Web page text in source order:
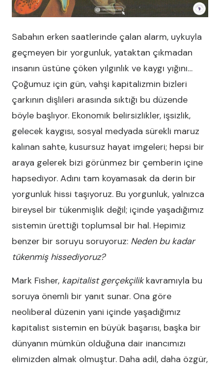
Sabahın erken saatlerinde çalan alarm, uykuyla
geçmeyen bir yorgunluk, yataktan çıkmadan
insanın üstüne çöken yılgınlık ve kaygı yığını…
Çoğumuz için gün, vahşi kapitalizmin bizleri
çarkının dişlileri arasında sıktığı bu düzende
böyle başlıyor. Ekonomik belirsizlikler, işsizlik,
gelecek kaygısı, sosyal medyada sürekli maruz
kalınan sahte, kusursuz hayat imgeleri; hepsi bir
araya gelerek bizi görünmez bir çemberin içine
hapsediyor. Adını tam koyamasak da derin bir
yorgunluk hissi taşıyoruz. Bu yorgunluk, yalnızca
bireysel bir tükenmişlik değil; içinde yaşadığımız
sistemin ürettiği toplumsal bir hal. Hepimiz
benzer bir soruyu soruyoruz: Neden bu kadar
tükenmiş hissediyoruz?
Mark Fisher, kapitalist gerçekçilik kavramıyla bu
soruya önemli bir yanıt sunar. Ona göre
neoliberal düzenin yani içinde yaşadığımız
kapitalist sistemin en büyük başarısı, başka bir
dünyanın mümkün olduğuna dair inancımızı
elimizden almak olmuştur. Daha adil, daha özgür,